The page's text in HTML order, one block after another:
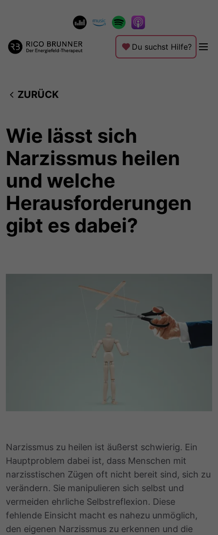
Du suchst Hilfe?
ZURÜCK
Wie lässt sich
Narzissmus heilen
und welche
Herausforderungen
gibt es dabei?
Narzissmus zu heilen ist äußerst schwierig. Ein
Hauptproblem dabei ist, dass Menschen mit
narzisstischen Zügen oft nicht bereit sind, sich zu
verändern. Sie manipulieren sich selbst und
vermeiden ehrliche Selbstreflexion. Diese
fehlende Einsicht macht es nahezu unmöglich,
den eigenen Narzissmus zu erkennen und die